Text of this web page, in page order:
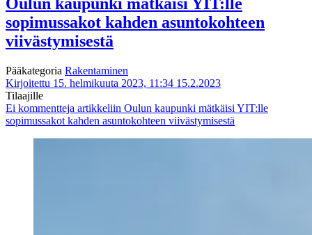
Oulun kaupunki mätkäisi YIT:lle
sopimussakot kahden asuntokohteen
viivästymisestä
Pääkategoria Rakentaminen
Kirjoitettu 15. helmikuuta 2023, 11:34 15.2.2023
Tilaajille
Ei kommentteja artikkeliin Oulun kaupunki mätkäisi YIT:lle
sopimussakot kahden asuntokohteen viivästymisestä